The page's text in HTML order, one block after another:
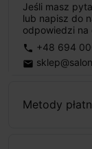
Jeśli masz
lub napisz do
odpowiedzi na
phone +48 694
email
Metody